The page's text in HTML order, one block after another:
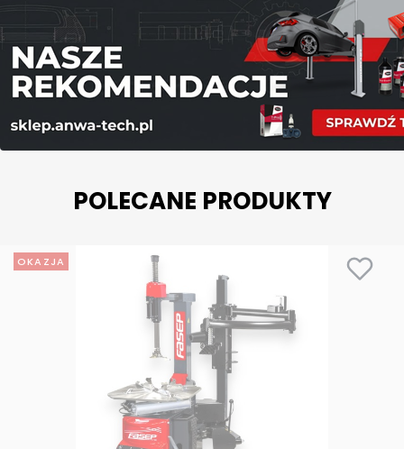
POLECANE PRODUKTY
OKAZJA